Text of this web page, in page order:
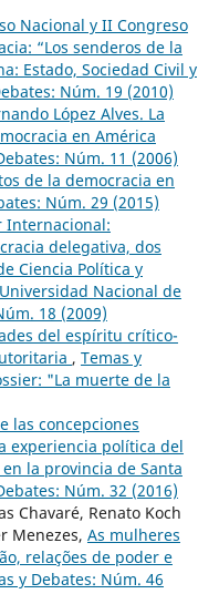
Nacional y II Congreso
“Los senderos de la
Estado, Sociedad Civil y
Núm. 19 (2010)
López Alves. La
en América
Núm. 11 (2006)
de la democracia en
Núm. 29 (2015)
Internacional:
delegativa, dos
Ciencia Política y
Nacional de
18 (2009)
del espíritu crítico-
, Temas y
"La muerte de la
las concepciones
experiencia política del
la provincia de Santa
Núm. 32 (2016)
Chavaré, Renato Koch
Menezes, As mulheres
relações de poder e
y Debates: Núm. 46